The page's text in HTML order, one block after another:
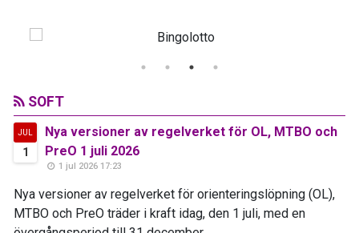
SOFT
JUL
1
Nya versioner av regelverket för OL, MTBO och
PreO 1 juli 2026
1 jul 2026 17:23
Nya versioner av regelverket för orienteringslöpning (OL),
MTBO och PreO träder i kraft idag, den 1 juli, med en